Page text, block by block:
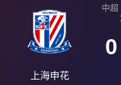
上海申花
中
0